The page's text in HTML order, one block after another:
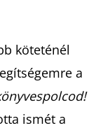
köteténél
a
ismét a